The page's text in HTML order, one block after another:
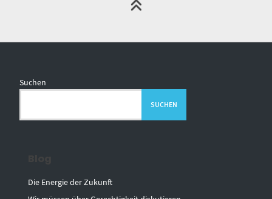
Suchen
SUCHEN
Die Energie der Zukunft